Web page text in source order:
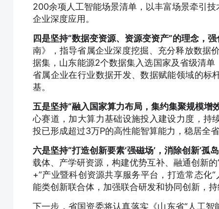
200余项人工智能场景清单，以丰富场景牵引
企业深度应用。
四是坚持“数据变资源、资源变资产”的理念，
南》，指导省属企业深度挖掘、充分释放数据
据集，山东能源2个数据集入选国家及省级清
省属企业在行业数据开发、数据赋能领域的标
基。
五是坚持“融入国家算力布局，集约集聚规模增
心赛道，加大算力基础设施投入建设力度，持
投已形成超过3万P的高性能智算能力，稳居全
六是坚持“打造创新要素‘强磁场’，消除创新‘孤
载体、产学研资源，构建优势互补、融通创新
+”产业暨科创资源共享服务平台，打造常态化
能类创新联合体，加强联合研发和协同创新，
下一步，省国资委将认真落实《山东省“人工